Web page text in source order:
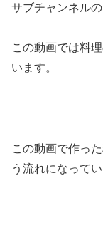
サブチャンネル
この動画では料
います。
この動画で作っ
う流れになって